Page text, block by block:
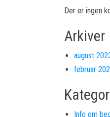
Der er ingen
Arkiver
august
februar
Info om